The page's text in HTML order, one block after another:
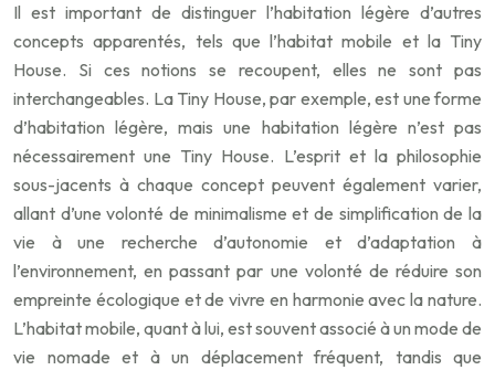
Il est important de distinguer l’habitation légère d’autres
concepts apparentés, tels que l’habitat mobile et la Tiny
House. Si ces notions se recoupent, elles ne sont pas
interchangeables. La Tiny House, par exemple, est une forme
d’habitation légère, mais une habitation légère n’est pas
nécessairement une Tiny House. L’esprit et la philosophie
sous-jacents à chaque concept peuvent également varier,
allant d’une volonté de minimalisme et de simplification de la
vie à une recherche d’autonomie et d’adaptation à
l’environnement, en passant par une volonté de réduire son
empreinte écologique et de vivre en harmonie avec la nature.
L’habitat mobile, quant à lui, est souvent associé à un mode de
vie nomade et à un déplacement fréquent, tandis que